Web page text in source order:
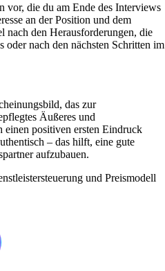
vor, die du am Ende des Interviews
an der Position und dem
nach den Herausforderungen, die
oder nach den nächsten Schritten im
das zur
Äußeres und
einen positiven ersten Eindruck
– das hilft, eine gute
aufzubauen.
und Preismodell